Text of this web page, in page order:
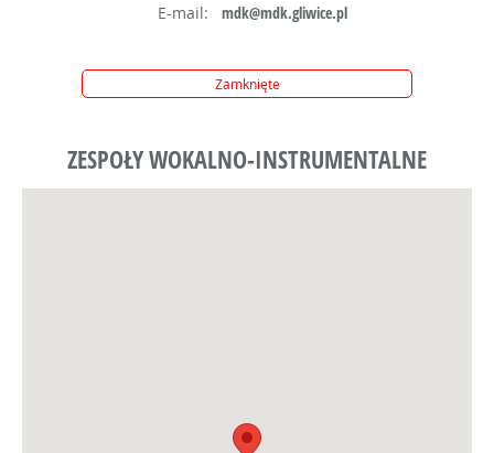
E-mail:
mdk@mdk.gliwice.pl
Zamknięte
ZESPOŁY WOKALNO-INSTRUMENTALNE